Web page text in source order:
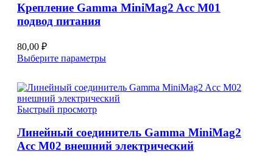
Крепление Gamma MiniMag2 Acc M01
подвод питания
80,00 ₽
Выберите параметрыЭтот
несколько
вариаций.
выбрать
на
Быстрый просмотр
Линейный соединитель Gamma MiniMag2
Acc M02 внешний электрический